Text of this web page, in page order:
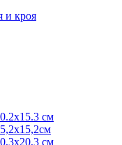
и кроя
см
см